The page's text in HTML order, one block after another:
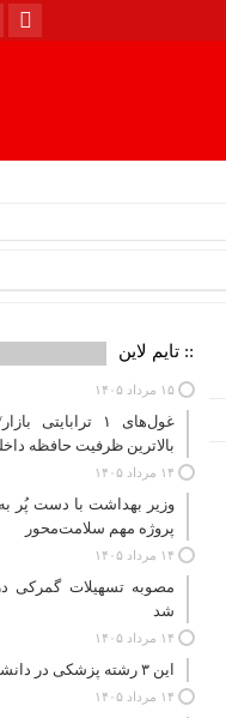
:: تایم لاین
۱۵ مرداد ۱۴۰۵
غول‌های ۱
بالاترین ظرفیت حافظه داخلی
۱۴ مرداد ۱۴۰۵
وزیر بهداشت با دست پُر
پروژه مهم سلامت‌محور
۱۴ مرداد ۱۴۰۵
مصوبه تسهیلات گمرکی
شد
۱۴ مرداد ۱۴۰۵
این ۳ رشته پزشکی در دانشگاه‌ها مشتری ندارد!
۱۴ مرداد ۱۴۰۵